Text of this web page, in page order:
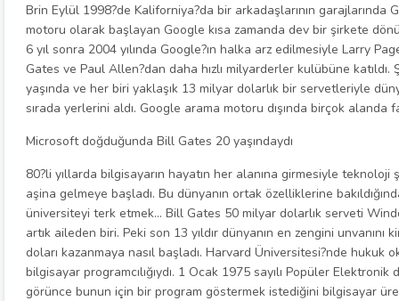
Brin Eylül 1998?de Kaliforniya?da bir arkadaşlarının
motoru olarak başlayan Google kısa zamanda dev bir şirkete
6 yıl sonra 2004 yılında Google?ın halka arz edilmesiyle Larry
Gates ve Paul Allen?dan daha hızlı milyarderler kulübüne
yaşında ve her biri yaklaşık 13 milyar dolarlık bir servetleriyle
sırada yerlerini aldı. Google arama motoru dışında birçok
Microsoft doğduğunda Bill Gates 20 yaşındaydı
80?li yıllarda bilgisayarın hayatın her alanına girmesiyle
aşina gelmeye başladı. Bu dünyanın ortak özelliklerine
üniversiteyi terk etmek… Bill Gates 50 milyar dolarlık serveti
artık aileden biri. Peki son 13 yıldır dünyanın en zengini unvanını
doları kazanmaya nasıl başladı. Harvard Üniversitesi?nde hukuk
bilgisayar programcılığıydı. 1 Ocak 1975 sayılı Popüler
görünce bunun için bir program göstermek istediğini bilgisayar